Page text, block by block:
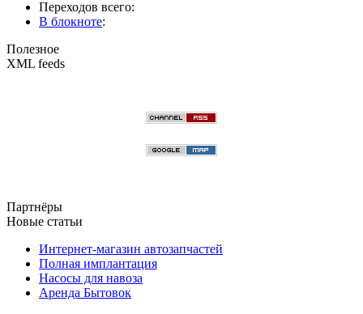
Переходов всего:
В блокноте:
Полезное
XML feeds
Партнёры
Новые статьи
Интернет-магазин автозапчастей
Полная имплантация
Насосы для навоза
Аренда Бытовок